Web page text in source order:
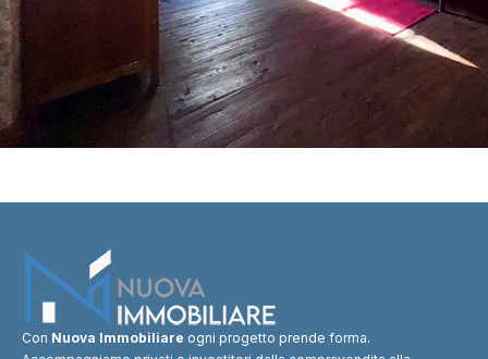
Con Nuova Immobiliare ogni progetto prende forma.